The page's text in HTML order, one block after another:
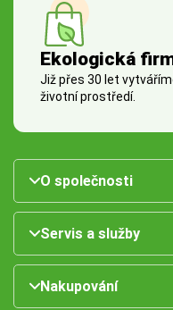
Ekologická
Již přes 30 let
životní prostředí.
O společnosti
Servis a služby
Nakupování